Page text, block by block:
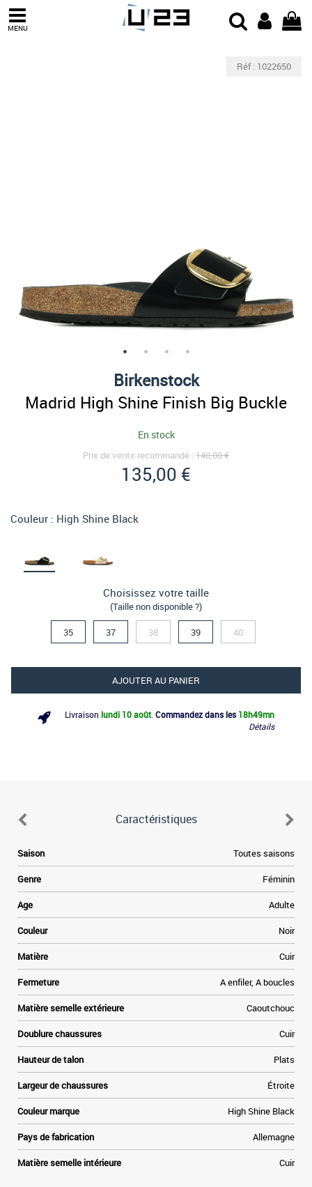
MENU
Réf : 1022650
Birkenstock
Madrid High Shine Finish Big Buckle
En stock
Prix de vente recommandé : 140,00 €
135,00 €
Couleur : High Shine Black
Choisissez votre taille
(Taille non disponible ?)
35 37 38 39 40
AJOUTER AU PANIER
Livraison lundi 10 août Commandez dans les 18h49mn
Détails
Caractéristiques
Saison Toutes saisons
Genre Féminin
Age Adulte
Couleur Noir
Matière Cuir
Fermeture A enfiler, A boucles
Matière semelle extérieure Caoutchouc
Doublure chaussures Cuir
Hauteur de talon Plats
Largeur de chaussures Étroite
Couleur marque High Shine Black
Pays de fabrication Allemagne
Matière semelle intérieure Cuir